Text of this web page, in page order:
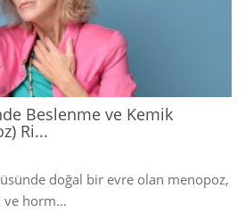
Beslenme ve Kemik
Ri...
doğal bir evre olan menopoz,
ve horm...